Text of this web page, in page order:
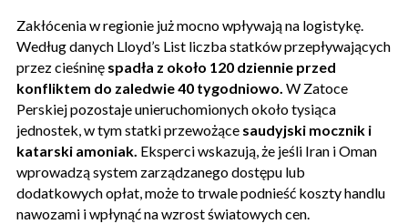
Zakłócenia w regionie już mocno wpływają na logistykę.
Według danych Lloyd’s List liczba statków przepływających
przez cieśninę spadła z około 120 dziennie przed
konfliktem do zaledwie 40 tygodniowo. W Zatoce
Perskiej pozostaje unieruchomionych około tysiąca
jednostek, w tym statki przewożące saudyjski mocznik i
katarski amoniak. Eksperci wskazują, że jeśli Iran i Oman
wprowadzą system zarządzanego dostępu lub
dodatkowych opłat, może to trwale podnieść koszty handlu
nawozami i wpłynąć na wzrost światowych cen.